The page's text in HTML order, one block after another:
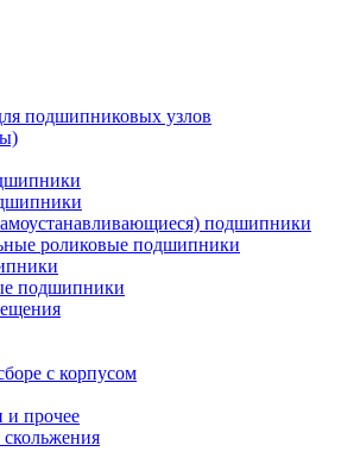
подшипниковых узлов
подшипники
роликовые подшипники
подшипники
с корпусом
прочее